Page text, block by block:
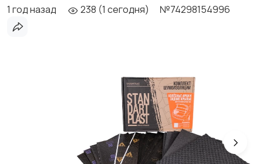
1 год назад 238 (1 сегодня) №74298154996